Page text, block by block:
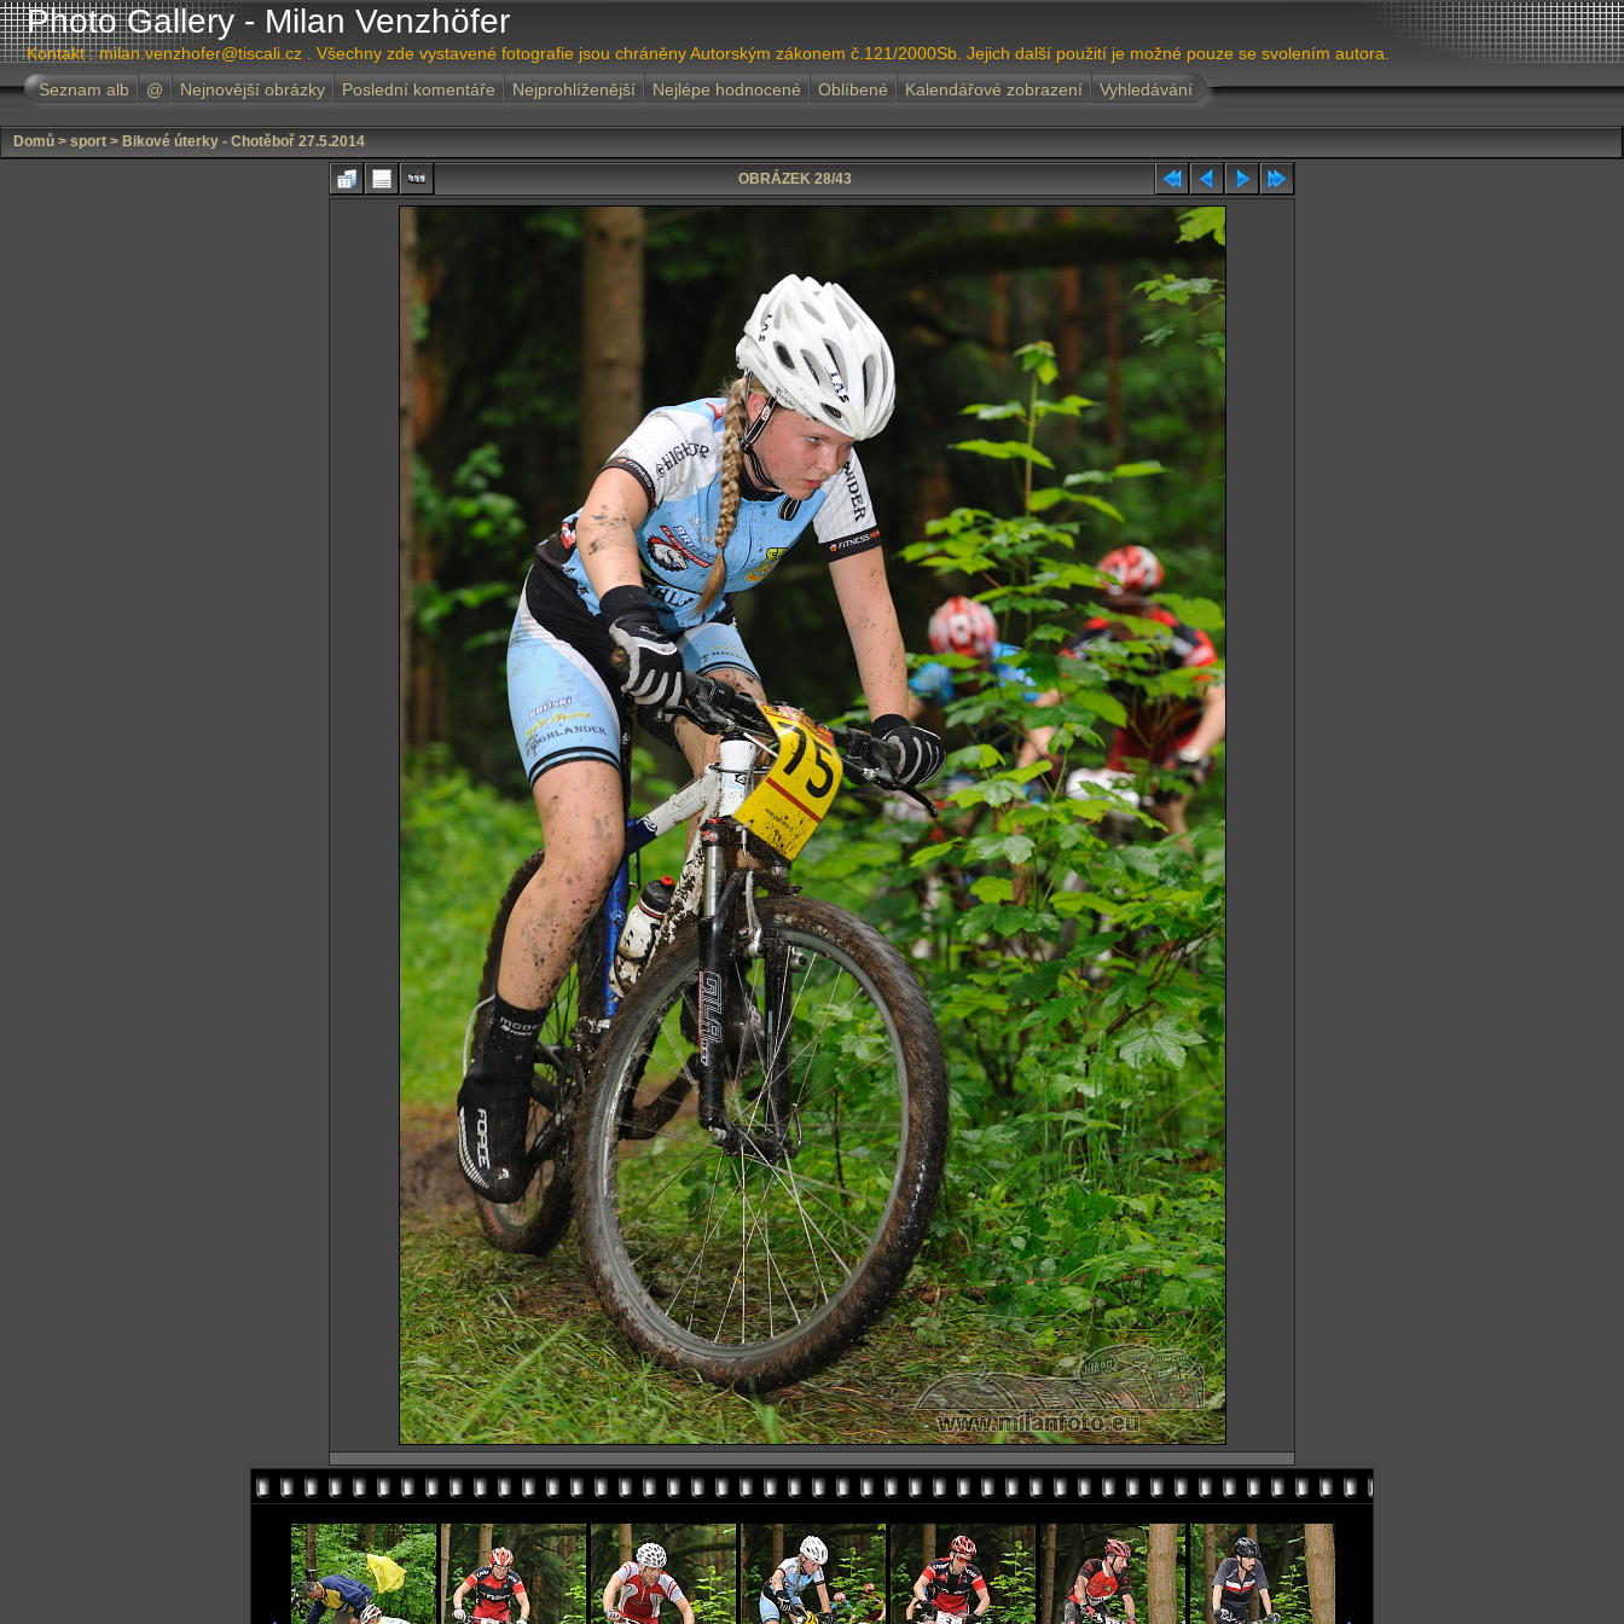
Photo Gallery - Milan Venzhöfer
Kontakt : milan.venzhofer@tiscali.cz . Všechny zde vystavené fotografie jsou chráněny Autorským zákonem č.121/2000Sb. Jejich další použití je možné pouze se svolením autora.
Seznam alb
@ Nejnovější obrázky Poslední komentáře Nejprohlíženější Nejlépe hodnocené Oblíbené Kalendářové zobrazení Vyhledávání
Domů > sport > Bikové úterky - Chotěboř 27.5.2014
OBRÁZEK 28/43